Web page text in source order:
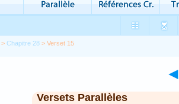
>Chapitre 28 > Verset 15
◄
Versets Parallèles